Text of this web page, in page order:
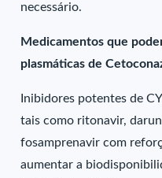
necessário.
Medicamentos que
plasmáticas de
Inibidores potentes de
tais como ritonavir,
fosamprenavir com
aumentar a